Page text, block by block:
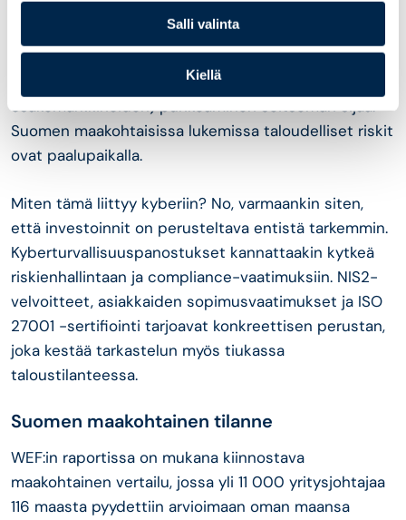
Salli valinta
Kiellä
Talouteen liittyvät riskit ovat nousseet listauksessa
voimakkaasti. Taloudellinen taantuma ja inflaatio
pomppasivat kumpikin kahdeksan sijaa,
varallisuuskuplan (kuten asunto- tai
osakemarkkinoiden) puhkeaminen seitsemän sijaa.
Suomen maakohtaisissa lukemissa taloudelliset riskit
ovat paalupaikalla.
Miten tämä liittyy kyberiin? No, varmaankin siten,
että investoinnit on perusteltava entistä tarkemmin.
Kyberturvallisuuspanostukset kannattaakin kytkeä
riskienhallintaan ja compliance-vaatimuksiin. NIS2-
velvoitteet, asiakkaiden sopimusvaatimukset ja ISO
27001 -sertifiointi tarjoavat konkreettisen perustan,
joka kestää tarkastelun myös tiukassa
taloustilanteessa.
Suomen maakohtainen tilanne
WEF:in raportissa on mukana kiinnostava
maakohtainen vertailu, jossa yli 11 000 yritysjohtajaa
116 maasta pyydettiin arvioimaan oman maansa